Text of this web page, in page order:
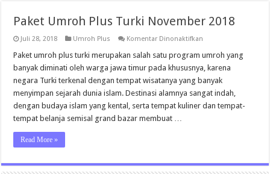
Paket Umroh Plus Turki November 2018
Juli 28, 2018 Umroh Plus Komentar Dinonaktifkan
Umroh
Turki
November
2018
Paket umroh plus turki merupakan salah satu program umroh yang
banyak diminati oleh warga jawa timur pada khususnya, karena
negara Turki terkenal dengan tempat wisatanya yang banyak
menyimpan sejarah dunia islam. Destinasi alamnya sangat indah,
dengan budaya islam yang kental, serta tempat kuliner dan tempat-
tempat belanja semisal grand bazar membuat …
Read More »